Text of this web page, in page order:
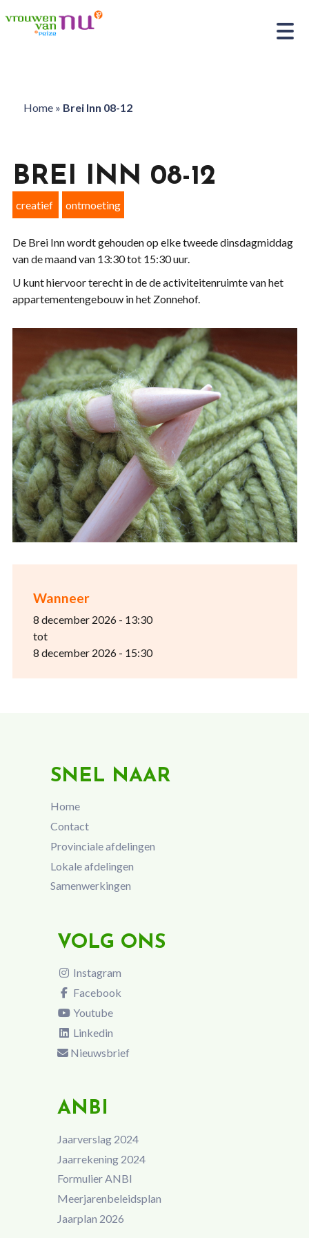
Home» Brei Inn 08-12
Wanneer
8 december 2026 - 13:30
tot
8 december 2026 - 15:30
BREI INN 08-12
creatief ontmoeting
De Brei Inn wordt gehouden op elke tweede dinsdagmiddag
van de maand van 13:30 tot 15:30 uur.
U kunt hiervoor terecht in de de activiteitenruimte van het
appartementengebouw in het Zonnehof.
SNEL NAAR
Home
Contact
Provinciale afdelingen
Lokale afdelingen
Samenwerkingen
VOLG ONS
Instagram
Facebook
Youtube
Linkedin
Nieuwsbrief
ANBI
Jaarverslag 2024
Jaarrekening 2024
Formulier ANBI
Meerjarenbeleidsplan
Jaarplan 2026